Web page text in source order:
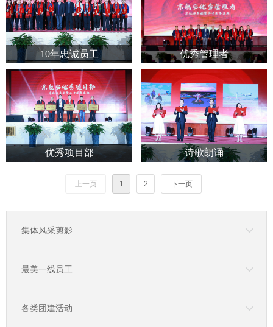
10年忠诚员工 优秀管理者
优秀项目部 诗歌朗诵
上一页 1 2 下一页
集体风采剪影
最美一线员工
各类团建活动